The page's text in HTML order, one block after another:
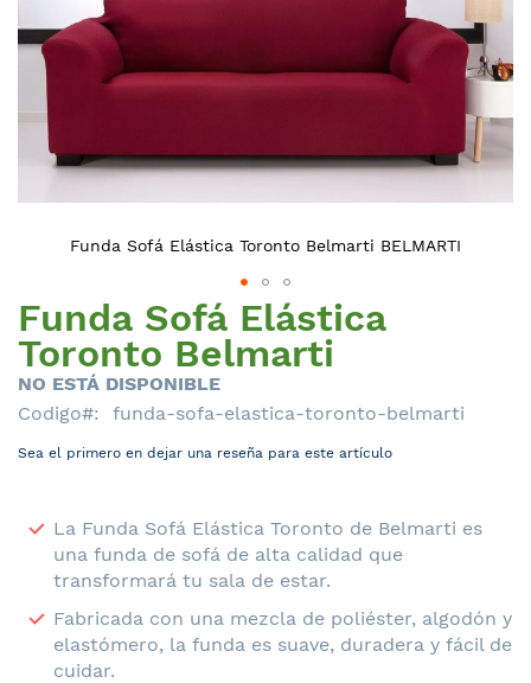
Funda Sofá Elástica
Toronto Belmarti
NO ESTÁ DISPONIBLE
Codigo
funda-sofa-elastica-toronto-belmarti
Sea el primero en dejar una reseña para este artículo
La Funda Sofá Elástica Toronto de Belmarti es
una funda de sofá de alta calidad que
transformará tu sala de estar.
Fabricada con una mezcla de poliéster, algodón y
elastómero, la funda es suave, duradera y fácil de
cuidar.
Funda Sofá Elástica Toronto Belmarti BELMARTI
Saltar
al
comienzo
de
la
galería